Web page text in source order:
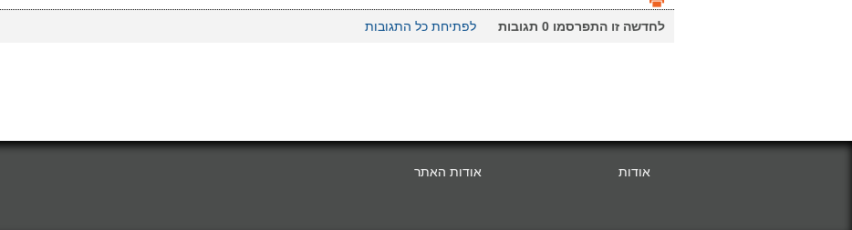
לחדשה זו התפרסמו 0 תגובות לפתיחת כל התגובות
אודות אודות האתר